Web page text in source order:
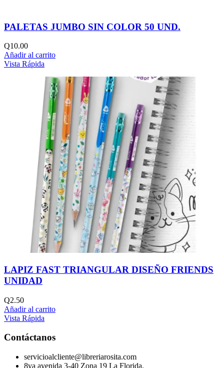
PALETAS JUMBO SIN COLOR 50 UND.
Q10.00
Añadir al carrito
Vista Rápida
LAPIZ FAST TRIANGULAR DISEÑO FRIENDS
UNIDAD
Q2.50
Añadir al carrito
Vista Rápida
Contáctanos
servicioalcliente@libreriarosita.com
8va avenida 3-40 Zona 19 La Florida.